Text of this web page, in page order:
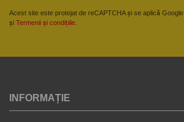
Acest site este protejat de reCAPTCHA și se aplică Google
și Termenii și condițiile
INFORMAȚIE